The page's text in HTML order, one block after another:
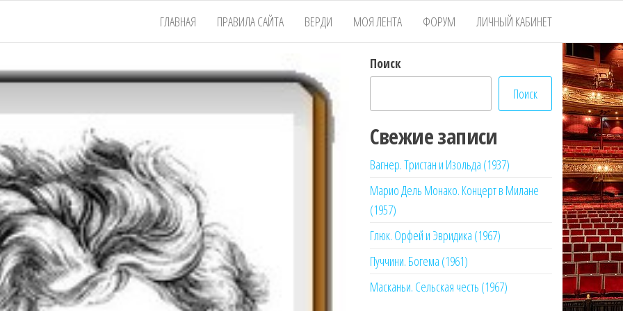
ГЛАВНАЯ ПРАВИЛА САЙТА ВЕРДИ МОЯ ЛЕНТА ФОРУМ ЛИЧНЫЙ КАБИНЕТ
Поиск
Поиск
Свежие записи
Вагнер. Тристан и Изольда (1937)
Марио Дель Монако. Концерт в Милане
(1957)
Глюк. Орфей и Эвридика (1967)
Пуччини. Богема (1961)
Масканьи. Сельская честь (1967)